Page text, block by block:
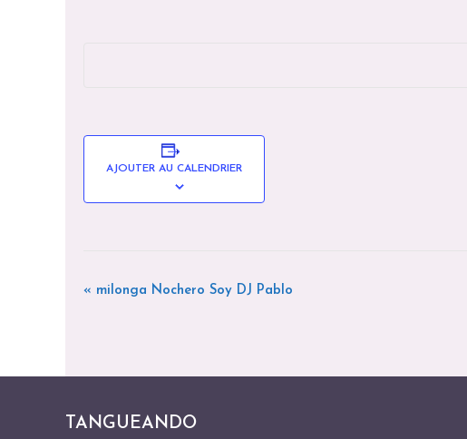
AJOUTER AU CALENDRIER
N
G
« milonga Nochero Soy DJ Pablo
TANGUEANDO